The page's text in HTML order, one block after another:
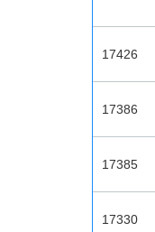
17426
17386
17385
17330